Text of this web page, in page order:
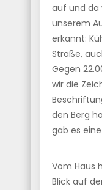
auf und da
unserem
erkannt:
Straße,
Gegen
wir die
den Berg
gab es
Vom Haus
Blick auf